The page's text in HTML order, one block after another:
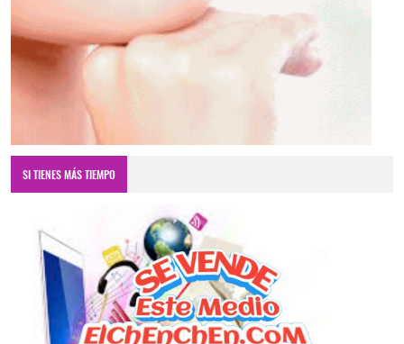
SI TIENES MÁS TIEMPO